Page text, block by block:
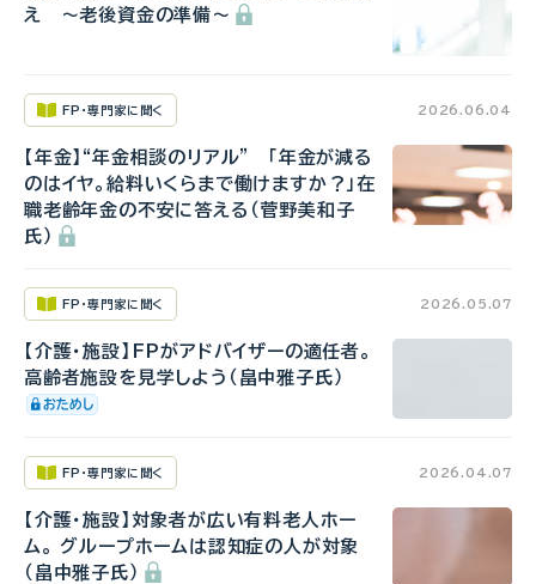
え ～老後資金の準備～
FP・専門家に聞く 2026.06.04
【年金】“年金相談のリアル” 「年金が減る
のはイヤ。給料いくらまで働けますか？」在
職老齢年金の不安に答える（菅野美和子
氏）
FP・専門家に聞く 2026.05.07
【介護・施設】FPがアドバイザーの適任者。
高齢者施設を見学しよう（畠中雅子氏）
FP・専門家に聞く 2026.04.07
【介護・施設】対象者が広い有料老人ホー
ム。 グループホームは認知症の人が対象
（畠中雅子氏）